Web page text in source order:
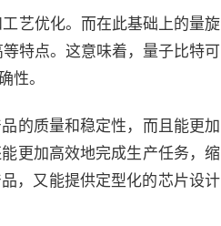
艺优化。而在此基础上的量旋
特点。这意味着，量子比特可
性。
的质量和稳定性，而且能更加
更加高效地完成生产任务，缩
，又能提供定型化的芯片设计